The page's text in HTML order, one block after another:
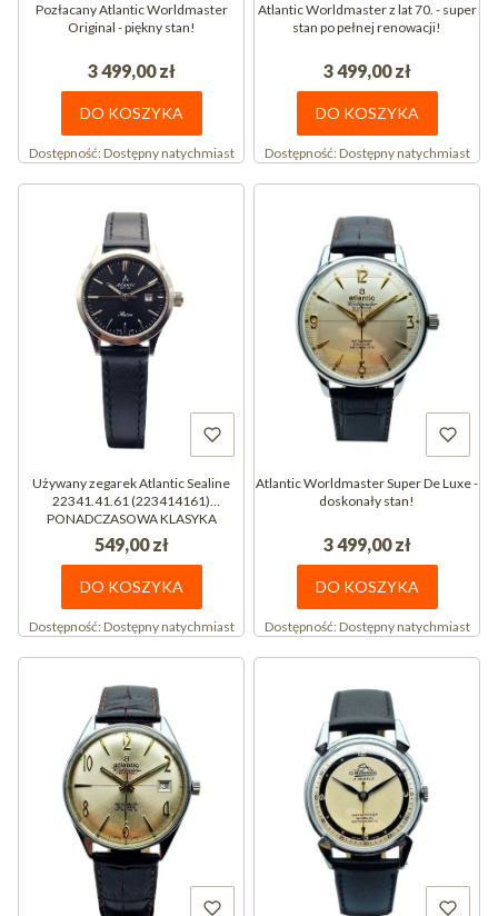
Pozłacany Atlantic Worldmaster
Original - piękny stan!
3 499,00 zł
DO KOSZYKA
Dostępność:Dostępny natychmiast
Atlantic Worldmaster z lat 70. - super
stan po pełnej renowacji!
3 499,00 zł
DO KOSZYKA
Dostępność:Dostępny natychmiast
Używany zegarek Atlantic Sealine
22341.41.61 (223414161)
PONADCZASOWA KLASYKA
549,00 zł
DO KOSZYKA
Dostępność:Dostępny natychmiast
Atlantic Worldmaster Super De Luxe -
doskonały stan!
3 499,00 zł
DO KOSZYKA
Dostępność:Dostępny natychmiast